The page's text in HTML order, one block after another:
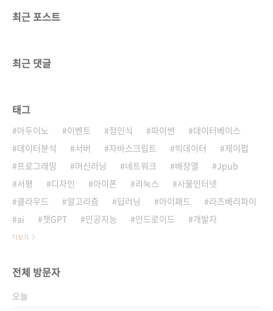
최근 포스트
최근 댓글
태그
아두이노 이벤트 정인식 파이썬
데이터베이스
데이터분석
서버 자바스크립트 빅데이터
제이펍
프로그래밍
머신러닝 네트워크 배장열
Jpub
서평
디자인 아이폰 리눅스
사물인터넷
클라우드
알고리즘 딥러닝 아이패드
라즈베리파이
ai
챗GPT 인공지능 안드로이드 개발자
더보기
전체 방문자
오늘